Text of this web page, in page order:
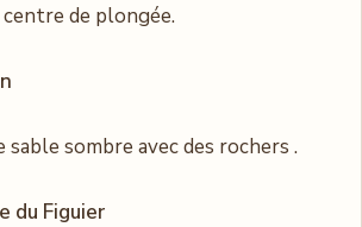
de plongée.
sable sombre avec des rochers .
du Figuier